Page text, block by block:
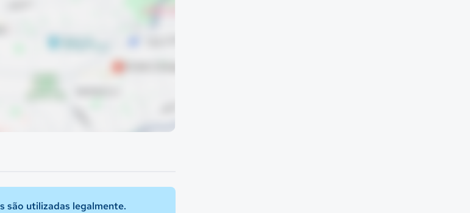
são utilizadas legalmente.